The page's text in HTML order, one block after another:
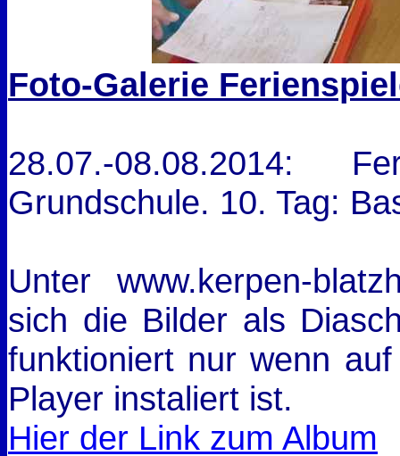
Foto-Galerie
28.07.-08.08.2014:
Grundschule. 10. Tag:
Unter www.kerpen-
sich die Bilder als
funktioniert nur wenn
Player instaliert ist.
Hier der Link zum Album